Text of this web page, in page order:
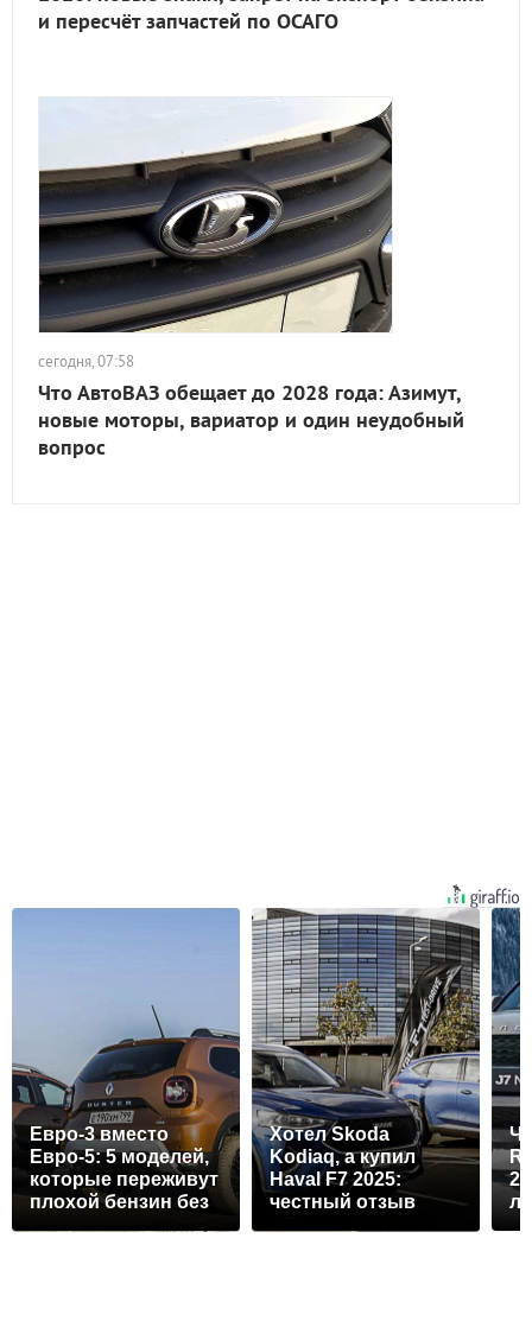
и пересчёт запчастей по ОСАГО
сегодня, 07:58
Что АвтоВАЗ обещает до 2028 года: Азимут,
новые моторы, вариатор и один неудобный
вопрос
Евро-3 вместо
Евро-5: 5 моделей,
которые переживут
плохой бензин без
Хотел Skoda
Kodiaq, а купил
Haval F7 2025:
честный отзыв